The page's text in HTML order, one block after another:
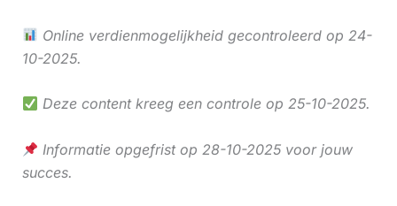
Online verdienmogelijkheid gecontroleerd op 24-
10-2025.
Deze content kreeg een controle op 25-10-2025.
Informatie opgefrist op 28-10-2025 voor jouw
succes.